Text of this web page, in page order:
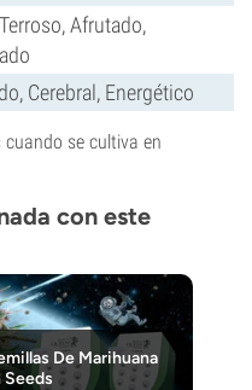
Afrutado,
Cerebral, Energético
cuando se cultiva en
con este
De Marihuana
Seeds